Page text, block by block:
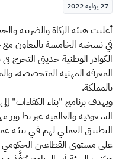
27 يوليه 2022
​​​​​أعلنت هيئة الزكاة والضريبة
في نسخته الخامسة بالتعاون مع
الكوادر الوطنية حديثي التخرج
المعرفة المهنية المتخصصة،
بالمملكة.
ويهدف برنامج "بناء الكفاءات"
السـعودية والعالمية عبر تطــوير
التطبيـق العملـي لهم فـي بيئـة
على مستوى القطاعين